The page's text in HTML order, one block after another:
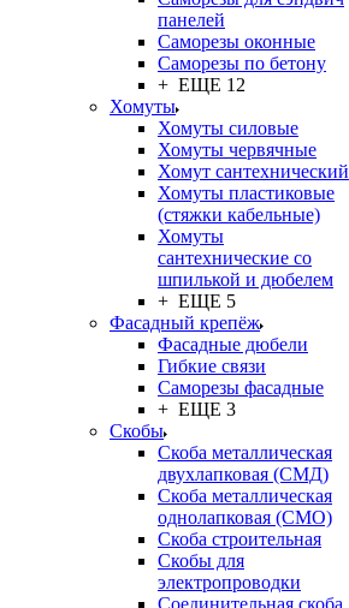
панелей
Саморезы оконные
Саморезы по бетону
+ ЕЩЕ 12
Хомуты
Хомуты силовые
Хомуты червячные
Хомут сантехнический
Хомуты пластиковые
(стяжки кабельные)
Хомуты
сантехнические со
шпилькой и дюбелем
+ ЕЩЕ 5
Фасадный крепёж
Фасадные дюбели
Гибкие связи
Саморезы фасадные
+ ЕЩЕ 3
Скобы
Скоба металлическая
двухлапковая (СМД)
Скоба металлическая
однолапковая (СМО)
Скоба строительная
Скобы для
электропроводки
Соединительная скоба